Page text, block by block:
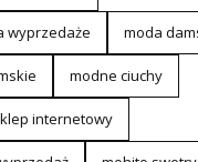
wyprzedaże moda
modne ciuchy
internetowy